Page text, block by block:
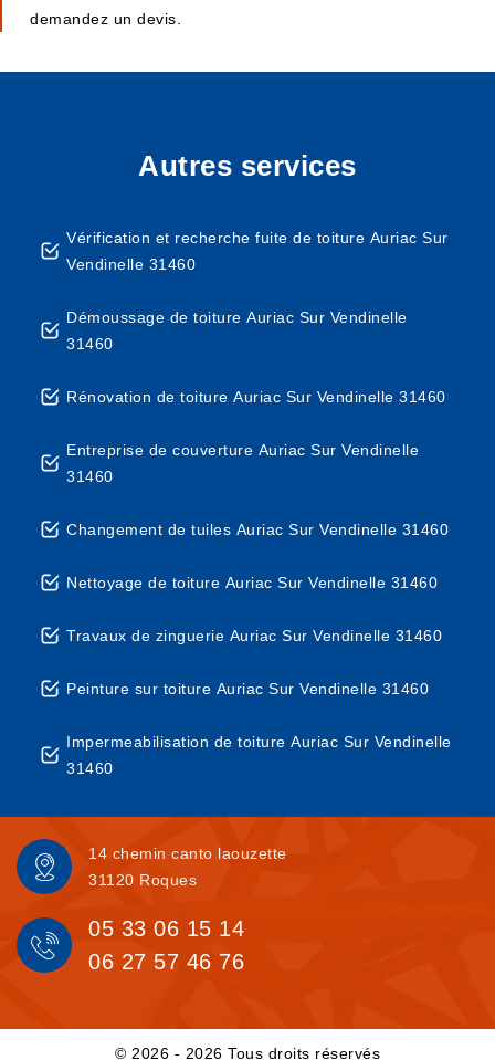
demandez un devis.
Autres services
Vérification et recherche fuite de toiture Auriac Sur
Vendinelle 31460
Démoussage de toiture Auriac Sur Vendinelle
31460
Rénovation de toiture Auriac Sur Vendinelle 31460
Entreprise de couverture Auriac Sur Vendinelle
31460
Changement de tuiles Auriac Sur Vendinelle 31460
Nettoyage de toiture Auriac Sur Vendinelle 31460
Travaux de zinguerie Auriac Sur Vendinelle 31460
Peinture sur toiture Auriac Sur Vendinelle 31460
Impermeabilisation de toiture Auriac Sur Vendinelle
31460
14 chemin canto laouzette
31120 Roques
05 33 06 15 14
06 27 57 46 76
© 2026 - 2026 Tous droits réservés